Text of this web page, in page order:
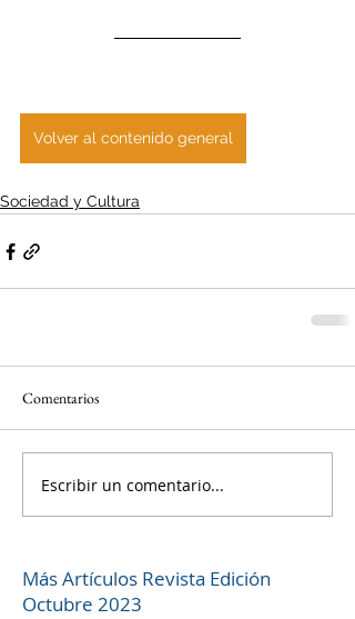
Volver al contenido general
Sociedad y Cultura
Comentarios
Escribir un comentario...
Más Artículos Revista Edición
Octubre 2023